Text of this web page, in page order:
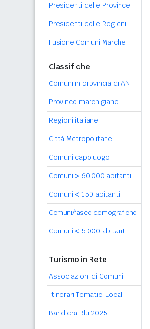
Presidenti delle Province
Presidenti delle Regioni
Fusione Comuni Marche
Classifiche
Comuni in provincia di AN
Province marchigiane
Regioni italiane
Città Metropolitane
Comuni capoluogo
Comuni > 60.000 abitanti
Comuni < 150 abitanti
Comuni/fasce demografiche
Comuni < 5.000 abitanti
Turismo in Rete
Associazioni di Comuni
Itinerari Tematici Locali
Bandiera Blu 2025